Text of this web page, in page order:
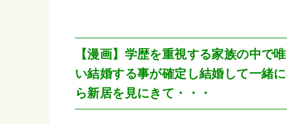
【漫画】学歴を重視する家族の中
い結婚する事が確定し結婚して一緒
ら新居を見にきて・・・